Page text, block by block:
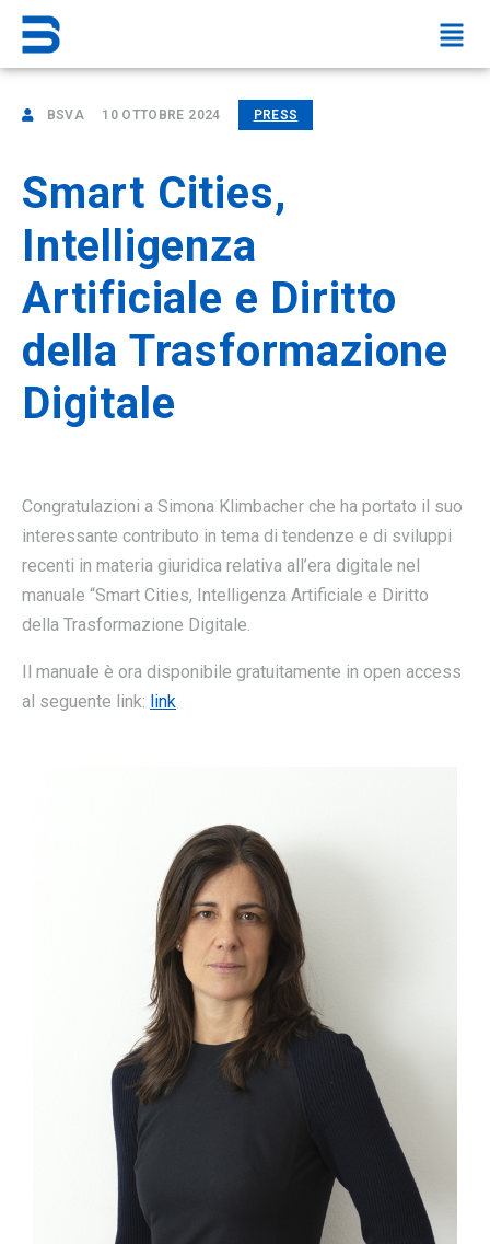
BSVA 10 OTTOBRE 2024 PRESS
Smart Cities,
Intelligenza
Artificiale e Diritto
della Trasformazione
Digitale
Congratulazioni a Simona Klimbacher che ha portato il suo
interessante contributo in tema di tendenze e di sviluppi
recenti in materia giuridica relativa all’era digitale nel
manuale “Smart Cities, Intelligenza Artificiale e Diritto
della Trasformazione Digitale.
Il manuale è ora disponibile gratuitamente in open access
al seguente link: link